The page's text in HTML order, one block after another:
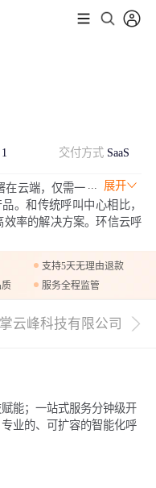
1 交付方式 SaaS
展开
在云端，仅需一
。和传统呼叫中心相比，
率的解决方案。环信云呼
成本获得更可靠和灵活的
支持5天无理由退款
服务全程监管
云峰科技有限公司
能；一站式服务分钟级开
业的、可扩容的智能化呼